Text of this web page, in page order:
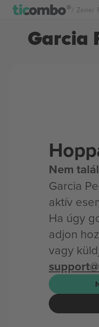
Zene
Garcia
Nem
Garcia
aktív
Ha úgy
adjon
vagy